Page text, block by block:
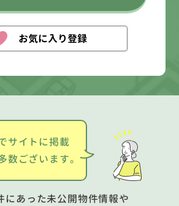
お気に入り登録
サイトに掲載
数ございます。
にあった未公開物件情報や